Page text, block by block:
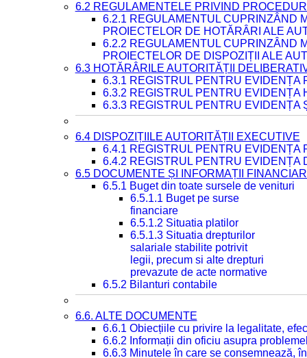
6.2 REGULAMENTELE PRIVIND
6.2.1 REGULAMENTUL CUPRINZÂND
PROIECTELOR DE HOTĂRÂRI ALE
6.2.2 REGULAMENTUL CUPRINZÂND
PROIECTELOR DE DISPOZIȚII ALE
6.3 HOTĂRÂRILE AUTORITĂȚII
6.3.1 REGISTRUL PENTRU EVIDENȚA
6.3.2 REGISTRUL PENTRU EVIDENȚA
6.3.3 REGISTRUL PENTRU EVIDENȚA
6.4 DISPOZIȚIILE AUTORITĂȚII EXECUTIVE
6.4.1 REGISTRUL PENTRU EVIDENȚA
6.4.2 REGISTRUL PENTRU EVIDENȚA
6.5 DOCUMENTE ȘI INFORMAȚII
6.5.1 Buget din toate sursele de venituri
6.5.1.1 Buget pe surse
financiare
6.5.1.2 Situatia platilor
6.5.1.3 Situatia drepturilor
salariale stabilite potrivit
legii, precum si alte drepturi
prevazute de acte normative
6.5.2 Bilanturi contabile
6.6. ALTE DOCUMENTE
6.6.1 Obiecțiile cu privire la legalitate,
6.6.2 Informații din oficiu asupra
6.6.3 Minutele în care se consemnează,